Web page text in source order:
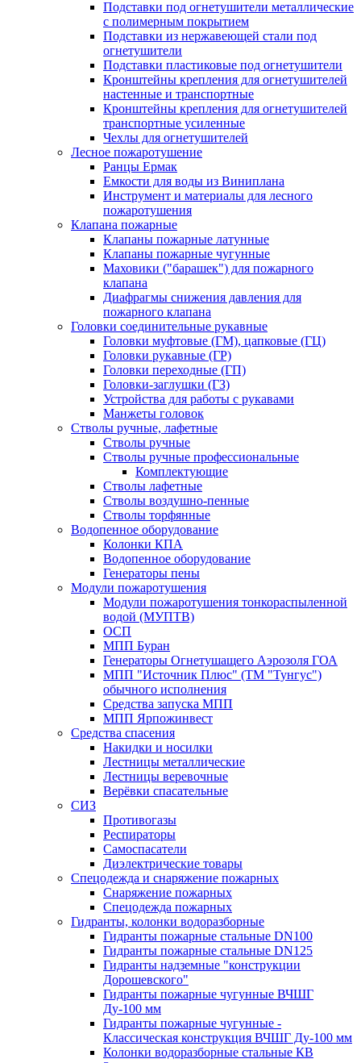
Подставки под огнетушители металлические
с полимерным покрытием
Подставки из нержавеющей стали под
огнетушители
Подставки пластиковые под огнетушители
Кронштейны крепления для огнетушителей
настенные и транспортные
Кронштейны крепления для огнетушителей
транспортные усиленные
Чехлы для огнетушителей
Лесное пожаротушение
Ранцы Ермак
Емкости для воды из Виниплана
Инструмент и материалы для лесного
пожаротушения
Клапана пожарные
Клапаны пожарные латунные
Клапаны пожарные чугунные
Маховики ("барашек") для пожарного
клапана
Диафрагмы снижения давления для
пожарного клапана
Головки соединительные рукавные
Головки муфтовые (ГМ), цапковые (ГЦ)
Головки рукавные (ГР)
Головки переходные (ГП)
Головки-заглушки (ГЗ)
Устройства для работы с рукавами
Манжеты головок
Стволы ручные, лафетные
Стволы ручные
Стволы ручные профессиональные
Комплектующие
Стволы лафетные
Стволы воздушно-пенные
Стволы торфянные
Водопенное оборудование
Колонки КПА
Водопенное оборудование
Генераторы пены
Модули пожаротушения
Модули пожаротушения тонкораспыленной
водой (МУПТВ)
ОСП
МПП Буран
Генераторы Огнетушащего Аэрозоля ГОА
МПП "Источник Плюс" (ТМ "Тунгус")
обычного исполнения
Средства запуска МПП
МПП Ярпожинвест
Средства спасения
Накидки и носилки
Лестницы металлические
Лестницы веревочные
Верёвки спасательные
СИЗ
Противогазы
Респираторы
Самоспасатели
Диэлектрические товары
Спецодежда и снаряжение пожарных
Снаряжение пожарных
Спецодежда пожарных
Гидранты, колонки водоразборные
Гидранты пожарные стальные DN100
Гидранты пожарные стальные DN125
Гидранты надземные "конструкции
Дорошевского"
Гидранты пожарные чугунные ВЧШГ
Ду-100 мм
Гидранты пожарные чугунные -
Классическая конструкция ВЧШГ Ду-100 мм
Колонки водоразборные стальные КВ